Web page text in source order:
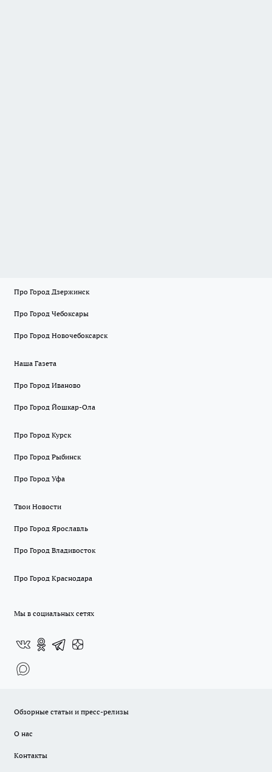
Про Город Дзержинск
Про Город Чебоксары
Про Город Новочебоксарск
Наша Газета
Про Город Иваново
Про Город Йошкар-Ола
Про Город Курск
Про Город Рыбинск
Про Город Уфа
Твои Новости
Про Город Ярославль
Про Город Владивосток
Про Город Краснодара
Мы в социальных сетях
Обзорные статьи и пресс-релизы
О нас
Контакты